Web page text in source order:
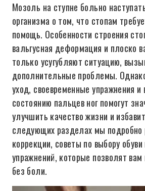
Мозоль на ступне больно
организма о том, что стопам
помощь. Особенности строения
вальгусная деформация и плоско
только усугубляют ситуацию,
дополнительные проблемы.
уход, своевременные упражнения и
состоянию пальцев ног помогут
улучшить качество жизни и
следующих разделах мы
коррекции, советы по выбору
упражнений, которые позволят вам
без боли.